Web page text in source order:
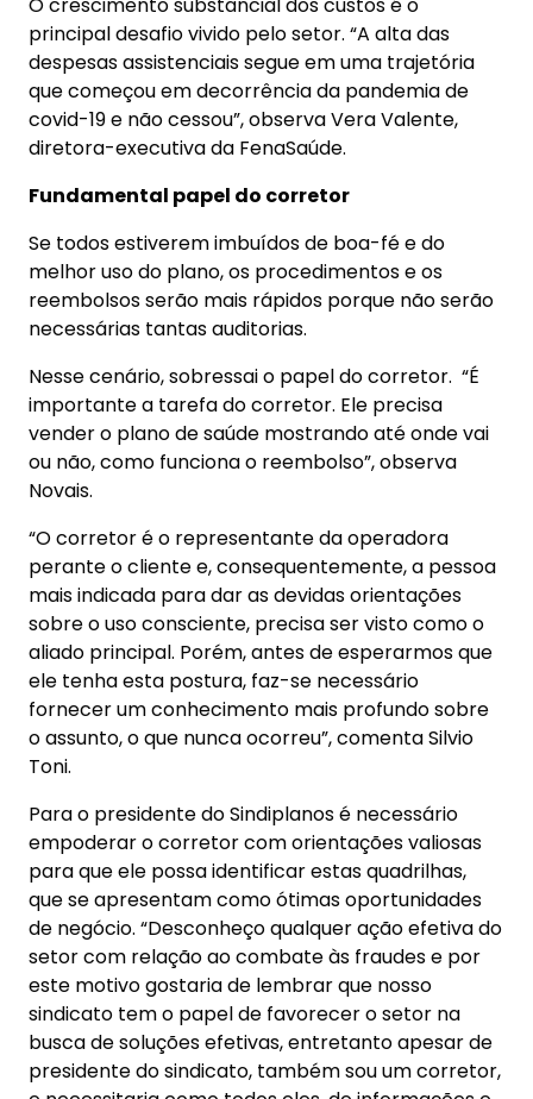
principal desafio vivido pelo setor. “A alta das
despesas assistenciais segue em uma trajetória
que começou em decorrência da pandemia de
covid-19 e não cessou”, observa Vera Valente,
diretora-executiva da FenaSaúde.
Fundamental papel do corretor
Se todos estiverem imbuídos de boa-fé e do
melhor uso do plano, os procedimentos e os
reembolsos serão mais rápidos porque não serão
necessárias tantas auditorias.
Nesse cenário, sobressai o papel do corretor. “É
importante a tarefa do corretor. Ele precisa
vender o plano de saúde mostrando até onde vai
ou não, como funciona o reembolso”, observa
Novais.
“O corretor é o representante da operadora
perante o cliente e, consequentemente, a pessoa
mais indicada para dar as devidas orientações
sobre o uso consciente, precisa ser visto como o
aliado principal. Porém, antes de esperarmos que
ele tenha esta postura, faz-se necessário
fornecer um conhecimento mais profundo sobre
o assunto, o que nunca ocorreu”, comenta Silvio
Toni.
Para o presidente do Sindiplanos é necessário
empoderar o corretor com orientações valiosas
para que ele possa identificar estas quadrilhas,
que se apresentam como ótimas oportunidades
de negócio. “Desconheço qualquer ação efetiva do
setor com relação ao combate às fraudes e por
este motivo gostaria de lembrar que nosso
sindicato tem o papel de favorecer o setor na
busca de soluções efetivas, entretanto apesar de
presidente do sindicato, também sou um corretor,